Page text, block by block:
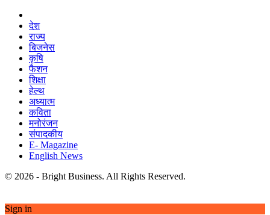
देश
राज्य
बिजनेस
कृषि
फैशन
शिक्षा
हेल्थ
अध्यात्म
कविता
मनोरंजन
संपादकीय
E- Magazine
English News
© 2026 - Bright Business. All Rights Reserved.
Sign in